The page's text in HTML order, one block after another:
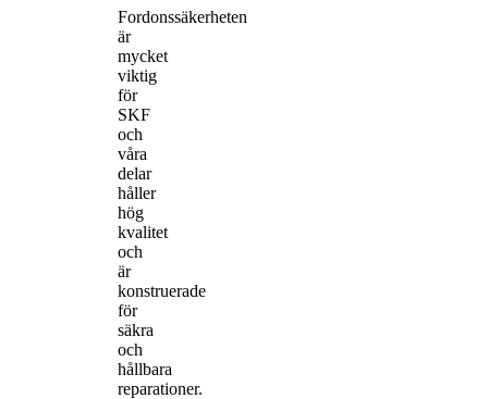
Fordonssäkerheten
är
mycket
viktig
för
SKF
och
våra
delar
håller
hög
kvalitet
och
är
konstruerade
för
säkra
och
hållbara
reparationer.